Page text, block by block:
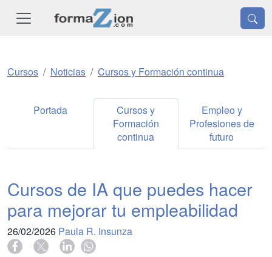
Cursos Noticias Cursos y Formación continua
Portada
Cursos y
Formación
continua
Empleo y
Profesiones de
futuro
Cursos de IA que puedes hacer
para mejorar tu empleabilidad
26/02/2026 Paula R. Insunza